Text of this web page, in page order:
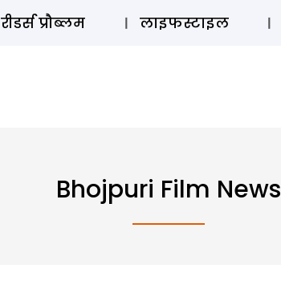
रीडर्स प्रौब्लम लाइफस्टाइल
Bhojpuri Film News